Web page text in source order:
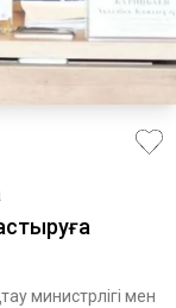
министрлігі мен